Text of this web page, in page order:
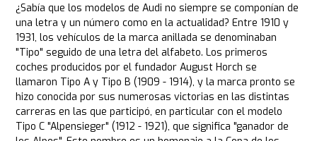
¿Sabía que los modelos de Audi no siempre se componían de
una letra y un número como en la actualidad? Entre 1910 y
1931, los vehículos de la marca anillada se denominaban
"Tipo" seguido de una letra del alfabeto. Los primeros
coches producidos por el fundador August Horch se
llamaron Tipo A y Tipo B (1909 - 1914), y la marca pronto se
hizo conocida por sus numerosas victorias en las distintas
carreras en las que participó, en particular con el modelo
Tipo C "Alpensieger" (1912 - 1921), que significa "ganador de